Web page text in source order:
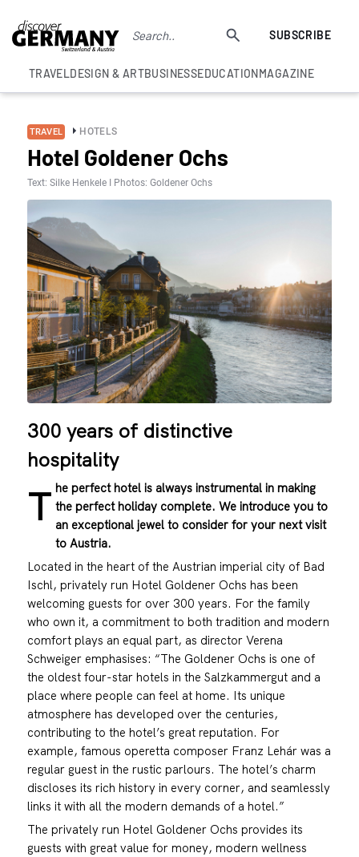
SUBSCRIBE
TRAVELDESIGN & ARTBUSINESSEDUCATIONMAGAZINE
TRAVEL HOTELS
Hotel Goldener Ochs
Text: Silke Henkele I Photos: Goldener Ochs
300 years of distinctive
hospitality
T he perfect hotel is always instrumental in making
the perfect holiday complete. We introduce you to
an exceptional jewel to consider for your next visit
to Austria.
Located in the heart of the Austrian imperial city of Bad
Ischl, privately run Hotel Goldener Ochs has been
welcoming guests for over 300 years. For the family
who own it, a commitment to both tradition and modern
comfort plays an equal part, as director Verena
Schweiger emphasises: “The Goldener Ochs is one of
the oldest four-star hotels in the Salzkammergut and a
place where people can feel at home. Its unique
atmosphere has developed over the centuries,
contributing to the hotel’s great reputation. For
example, famous operetta composer Franz Lehár was a
regular guest in the rustic parlours. The hotel’s charm
discloses its rich history in every corner, and seamlessly
links it with all the modern demands of a hotel.”
The privately run Hotel Goldener Ochs provides its
guests with great value for money, modern wellness